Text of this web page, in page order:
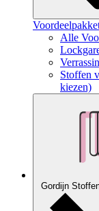
Alle
Stoffen
kiezen)
Gordijn